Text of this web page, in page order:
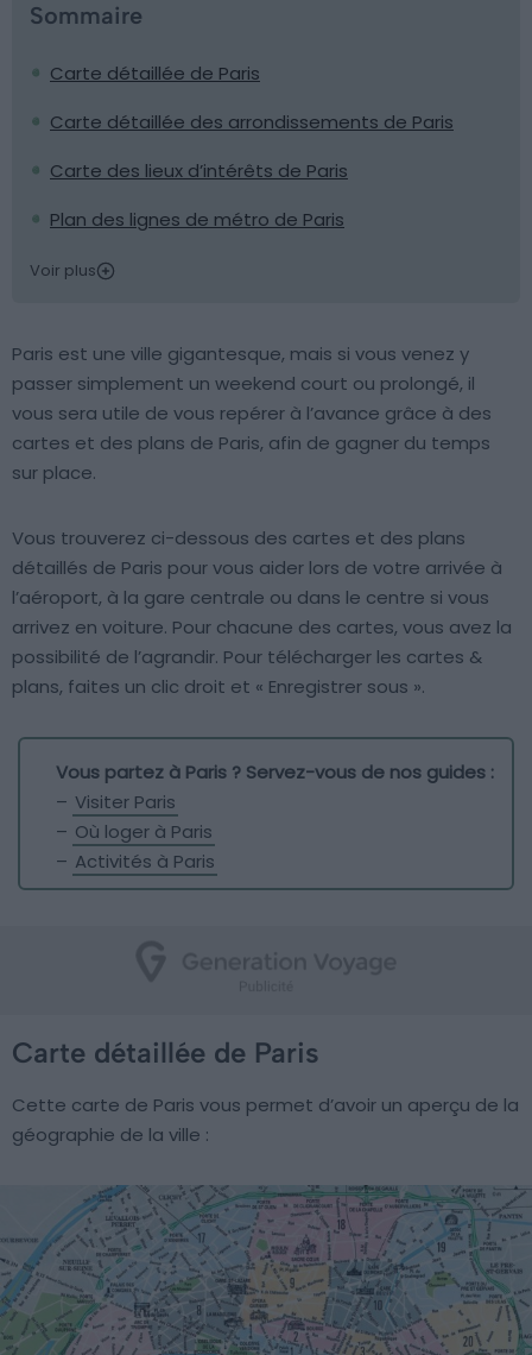
Sommaire
Carte détaillée de Paris
Carte détaillée des arrondissements de Paris
Carte des lieux d’intérêts de Paris
Plan des lignes de métro de Paris
Voir plus
Paris est une ville gigantesque, mais si vous venez y
passer simplement un weekend court ou prolongé, il
vous sera utile de vous repérer à l’avance grâce à des
cartes et des plans de Paris, afin de gagner du temps
sur place.
Vous trouverez ci-dessous des cartes et des plans
détaillés de Paris pour vous aider lors de votre arrivée à
l’aéroport, à la gare centrale ou dans le centre si vous
arrivez en voiture. Pour chacune des cartes, vous avez la
possibilité de l’agrandir. Pour télécharger les cartes &
plans, faites un clic droit et « Enregistrer sous ».
Vous partez à Paris ? Servez-vous de nos guides :
– Visiter Paris
– Où loger à Paris
– Activités à Paris
Carte détaillée de Paris
Cette carte de Paris vous permet d’avoir un aperçu de la
géographie de la ville :